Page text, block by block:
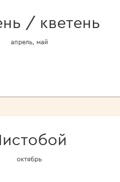
/ кветень
апрель, май
октябрь